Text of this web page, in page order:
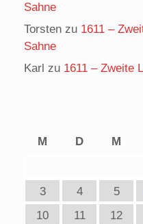
Sahne
Torsten zu 1611 –
Sahne
Karl zu 1611 – Zweite
M
D M
3
4 5
10
11 12